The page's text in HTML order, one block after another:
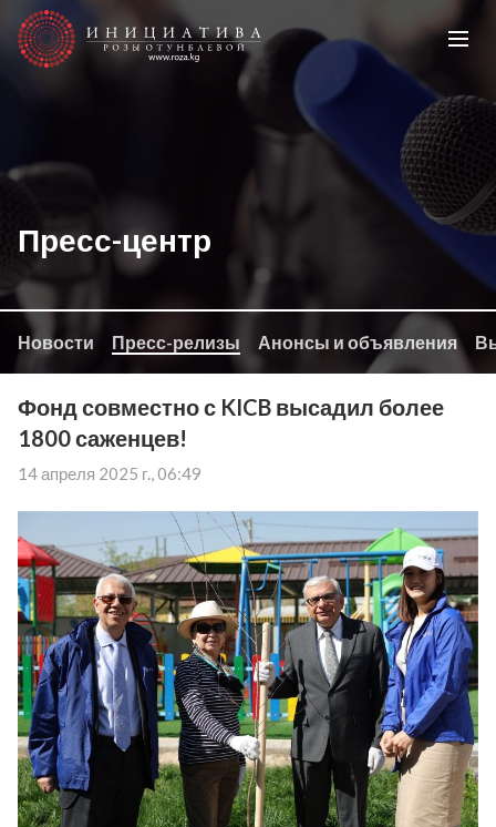
Пресс-центр
Новости Пресс-релизы Анонсы и объявления
Фонд совместно с KICB высадил более
1800 саженцев!
14 апреля 2025 г., 06:49